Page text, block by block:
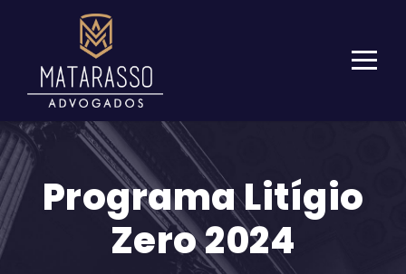
Programa Litígio
Zero 2024